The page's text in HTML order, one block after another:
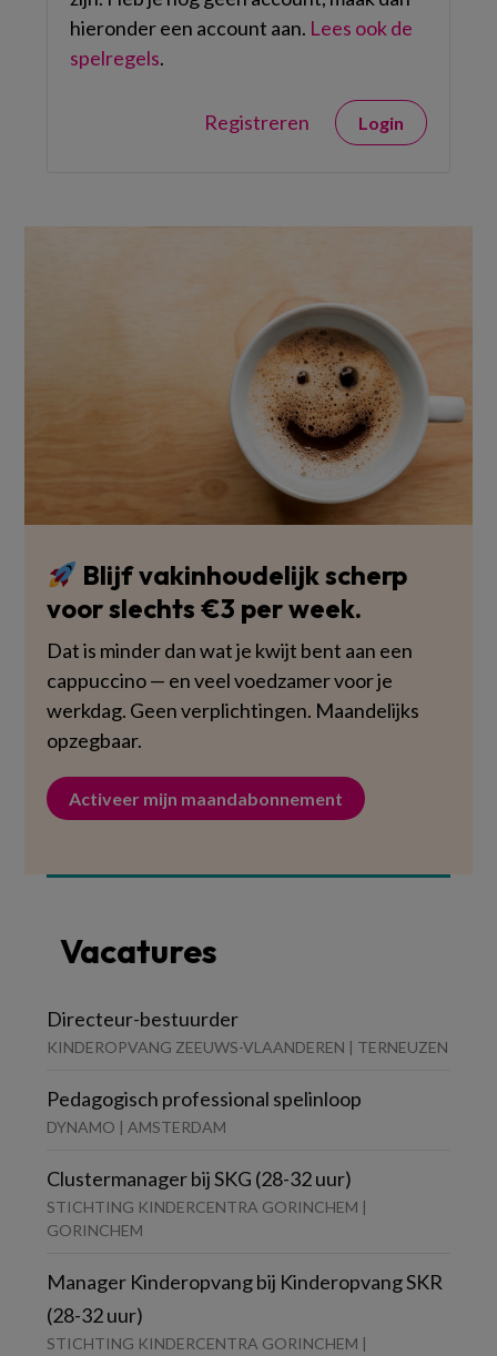
hieronder een account aan. Lees ook de
spelregels.
Registreren Login
Blijf vakinhoudelijk scherp
voor slechts €3 per week.
Dat is minder dan wat je kwijt bent aan een
cappuccino — en veel voedzamer voor je
werkdag. Geen verplichtingen. Maandelijks
opzegbaar.
Activeer mijn maandabonnement
Vacatures
Directeur-bestuurder
KINDEROPVANG ZEEUWS-VLAANDEREN | TERNEUZEN
Pedagogisch professional spelinloop
DYNAMO | AMSTERDAM
Clustermanager bij SKG (28-32 uur)
STICHTING KINDERCENTRA GORINCHEM |
GORINCHEM
Manager Kinderopvang bij Kinderopvang SKR
(28-32 uur)
STICHTING KINDERCENTRA GORINCHEM |